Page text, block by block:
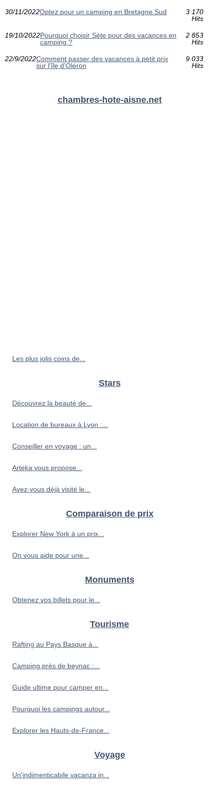
30/11/2022Optez pour un camping en Bretagne Sud
3 170
Hits
19/10/2022Pourquoi choisir Sète pour des vacances en
camping ?
2 853
Hits
22/9/2022Comment passer des vacances à petit prix
sur l'île d'Oléron
9 033
Hits
chambres-hote-aisne.net
Les plus jolis coins de...
Stars
Découvrez la beauté de...
Location de bureaux à Lyon :...
Conseiller en voyage : un...
Arteka vous propose...
Avez-vous déjà visité le...
Comparaison de prix
Explorer New York à un prix...
On vous aide pour une...
Monuments
Obtenez vos billets pour le...
Tourisme
Rafting au Pays Basque à...
Camping près de beynac :...
Guide ultime pour camper en...
Pourquoi les campings autour...
Explorer les Hauts-de-France...
Voyage
Un'indimenticabile vacanza in...